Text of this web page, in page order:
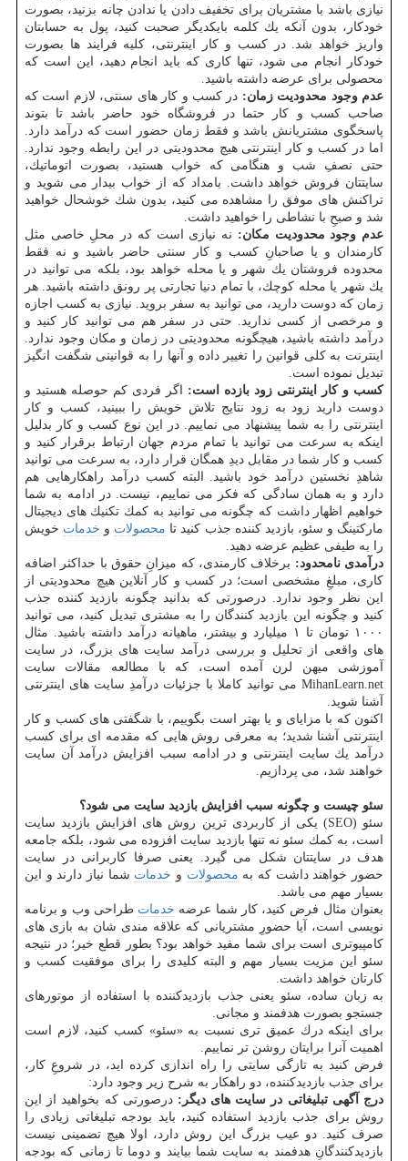
نیازی باشد با مشتریان برای تخفیف دادن یا ندادن چانه بزنید، بصورت
خودكار، بدون آنكه یك كلمه بایكدیگر صحبت كنید، پول به حسابتان
واریز خواهد شد. در كسب و كار اینترنتی، كلیه فرایند ها بصورت
خودكار انجام می شود، تنها كاری كه باید انجام دهید، این است كه
محصولی برای عرضه داشته باشید.
عدم وجود محدودیت زمان: در كسب و كار های سنتی، لازم است كه
صاحب كسب و كار حتما در فروشگاه خود حاضر باشد تا بتوند
پاسخگوی مشتریانش باشد و فقط زمان حضور است كه درآمد دارد.
اما در كسب و كار اینترنتی هیچ محدودیتی در این رابطه وجود ندارد.
حتی نصفِ شب و هنگامی كه خواب هستید، بصورت اتوماتیك،
سایتتان فروش خواهد داشت. بامداد كه از خواب بیدار می شوید و
تراكنش های موفق را مشاهده می كنید، بدون شك خوشحال خواهید
شد و صبحِ با نشاطی را خواهید داشت.
عدم وجود محدودیت مكان: نه نیازی است كه در محلِ خاصی مثل
كارمندان و یا صاحبانِ كسب و كار سنتی حاضر باشید و نه فقط
محدوده فروشتان یك شهر و یا محله خواهد بود، بلكه می توانید در
یك شهر یا محله كوچك، با تمام دنیا تجارتی پر رونق داشته باشید. هر
زمان كه دوست دارید، می توانید به سفر بروید. نیازی به كسب اجازه
و مرخصی از كسی ندارید. حتی در سفر هم می توانید كار كنید و
درآمد داشته باشید، هیچگونه محدودیتی در زمان و مكان وجود ندارد.
اینترنت به كلی قوانین را تغییر داده و آنها را به قوانینی شگفت انگیز
تبدیل نموده است.
كسب و كار اینترنتی زود بازده است: اگر فردی كم حوصله هستید و
دوست دارید زود به زود نتایج تلاش خویش را ببینید، كسب و كار
اینترنتی را به شما پیشنهاد می نماییم. در این نوع كسب و كار بدلیل
اینكه به سرعت می توانید با تمام مردم جهان ارتباط برقرار كنید و
كسب و كار شما در مقابل دیدِ همگان قرار دارد، به سرعت می توانید
شاهدِ نخستین درآمد خود باشید. البته كسب درآمد راهكارهایی هم
دارد و به همان سادگی كه فكر می نماییم، نیست. در ادامه به شما
خواهیم اظهار داشت كه چگونه می توانید به كمك تكنیك های دیجیتال
ماركتینگ و سئو، بازدید كننده جذب كنید تا محصولات و خدمات خویش
را به طیفی عظیم عرضه دهید.
درآمدی نامحدود: برخلاف كارمندی، كه میزانِ حقوق با حداكثر اضافه
كاری، مبلغِ مشخصی است؛ در كسب و كار آنلاین هیچ محدودیتی از
این نظر وجود ندارد. درصورتی كه بدانید چگونه بازدید كننده جذب
كنید و چگونه این بازدید كنندگان را به مشتری تبدیل كنید، می توانید
۱۰۰۰ تومان تا ۱ میلیارد و بیشتر، ماهیانه درآمد داشته باشید. مثال
های واقعی از تحلیل و بررسی درآمد سایت های بزرگ، در سایت
آموزشی میهن لرن آمده است، كه با مطالعه مقالات سایت
MihanLearn.net می توانید كاملا با جزئیات درآمدِ سایت های اینترنتی
آشنا شوید.
اكنون كه با مزایای و یا بهتر است بگوییم، با شگفتی های كسب و كار
اینترنتی آشنا شدید؛ به معرفی روش هایی كه مقدمه ای برای كسب
درآمد یك سایت اینترنتی و در ادامه سبب افزایش درآمد آن سایت
خواهند شد، می پردازیم.
سئو چیست و چگونه سبب افزایش بازدید سایت می شود؟
سئو (SEO) یكی از كاربردی ترین روش های افزایش بازدید سایت
است، به كمك سئو نه تنها بازدید سایت افزوده می شود، بلكه جامعه
هدف در سایتتان شكل می گیرد. یعنی صرفا كاربرانی در سایت
حضور خواهند داشت كه به محصولات و خدمات شما نیاز دارند و این
بسیار مهم می باشد.
بعنوان مثال فرض كنید، كار شما عرضه خدمات طراحی وب و برنامه
نویسی است، آیا حضورِ مشتریانی كه علاقه مندی شان به بازی های
كامپیوتری است برای شما مفید خواهد بود؟ بطور قطع خیر؛ در نتیجه
سئو این مزیت بسیار مهم و البته كلیدی را برای موفقیت كسب و
كارتان خواهد داشت.
به زبان ساده، سئو یعنی جذب بازدیدكننده با استفاده از موتورهای
جستجو بصورت هدفمند و مجانی.
برای اینكه درك عمیق تری نسبت به «سئو» كسب كنید، لازم است
اهمیت آنرا برایتان روشن تر نماییم.
فرض كنید به تازگی سایتی را راه اندازی كرده اید، در شروعِ كار،
برای جذب بازدیدكننده، دو راهكار به شرح زیر وجود دارد:
درج آگهی تبلیغاتی در سایت های دیگر:درصورتی كه بخواهید از این
روش برای جذب بازدید استفاده كنید، باید بودجه تبلیغاتی زیادی را
صرف كنید. دو عیب بزرگ این روش دارد، اولا هیچ تضمینی نیست
بازدیدكنندگانِ هدفمند به سایت شما بیایند و دوما تا زمانی كه بودجه